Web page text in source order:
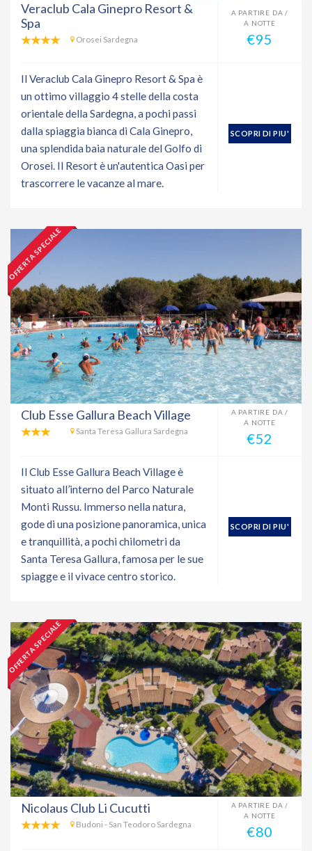
Veraclub Cala Ginepro Resort &
Spa
Orosei Sardegna
A PARTIRE DA /
A NOTTE
€95
Il Veraclub Cala Ginepro Resort & Spa è
un ottimo villaggio 4 stelle della costa
orientale della Sardegna, a pochi passi
dalla spiaggia bianca di Cala Ginepro,
una splendida baia naturale del Golfo di
Orosei. Il Resort è un'autentica Oasi per
trascorrere le vacanze al mare.
SCOPRI DI PIU'
OFFERTA SPECIALE
Club Esse Gallura Beach Village
Santa Teresa Gallura Sardegna
A PARTIRE DA /
A NOTTE
€52
Il Club Esse Gallura Beach Village è
situato all’interno del Parco Naturale
Monti Russu. Immerso nella natura,
gode di una posizione panoramica, unica
e tranquillità, a pochi chilometri da
Santa Teresa Gallura, famosa per le sue
spiagge e il vivace centro storico.
SCOPRI DI PIU'
OFFERTA SPECIALE
Nicolaus Club Li Cucutti
Budoni - San Teodoro Sardegna
A PARTIRE DA /
A NOTTE
€80